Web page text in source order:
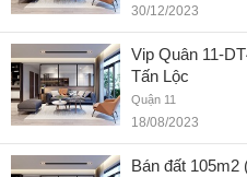
30/12/2023
Vip Quân 11-
Tấn Lộc
Quận 11
18/08/2023
Bán đất 105m2